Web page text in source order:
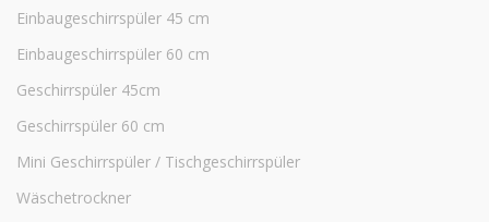
Einbaugeschirrspüler 45 cm
Einbaugeschirrspüler 60 cm
Geschirrspüler 45cm
Geschirrspüler 60 cm
Mini Geschirrspüler / Tischgeschirrspüler
Wäschetrockner